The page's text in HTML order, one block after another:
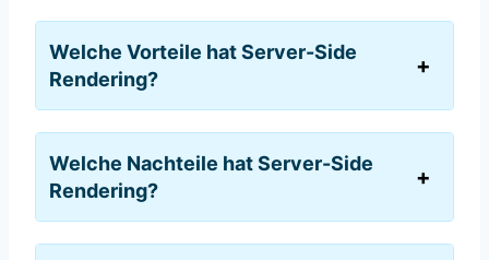
Welche Vorteile hat Server-Side
Rendering?
Welche Nachteile hat Server-Side
Rendering?